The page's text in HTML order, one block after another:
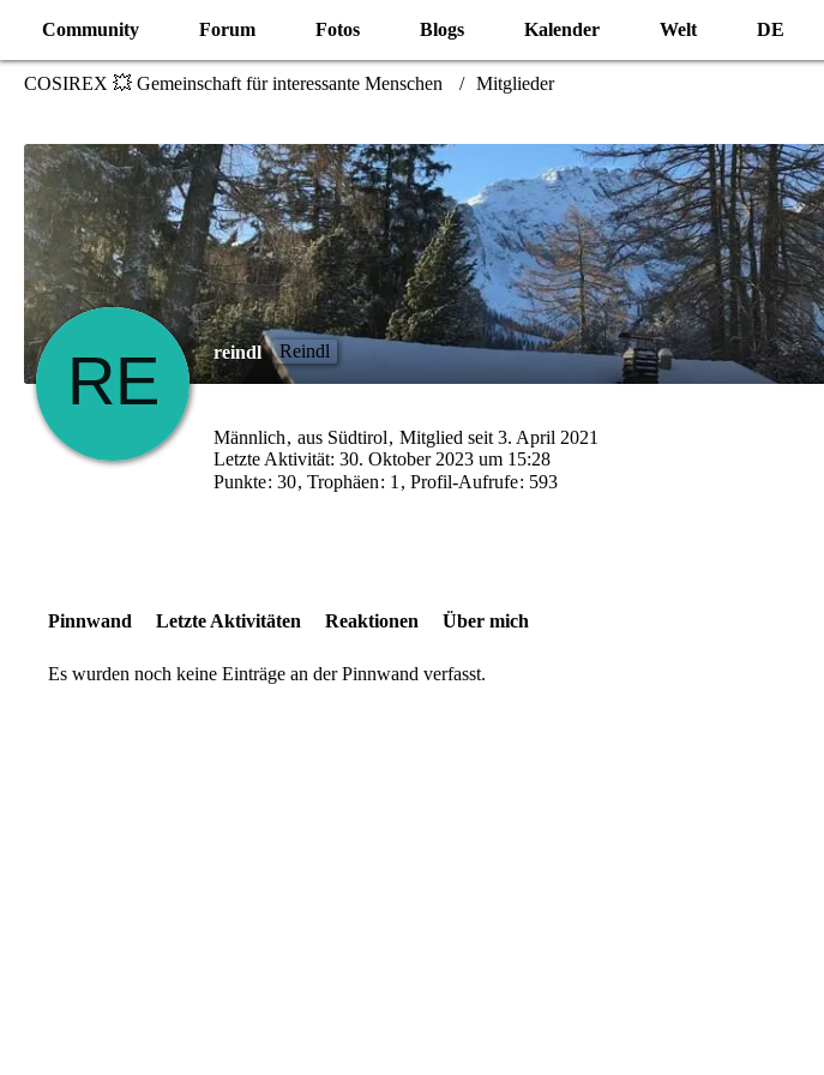
Community Forum Fotos Blogs Kalender Welt DE
COSIREX 💥 Gemeinschaft für interessante Menschen Mitglieder
reindl Reindl
Männlich aus Südtirol
Mitglied seit 3. April 2021
Letzte Aktivität: 30. Oktober 2023 um 15:28
Punkte 30 Trophäen 1 Profil-Aufrufe 593
Pinnwand Letzte Aktivitäten Reaktionen Über mich
Es wurden noch keine Einträge an der Pinnwand verfasst.